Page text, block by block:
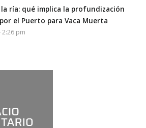
ría: qué implica la profundización
el Puerto para Vaca Muerta
2:26 pm